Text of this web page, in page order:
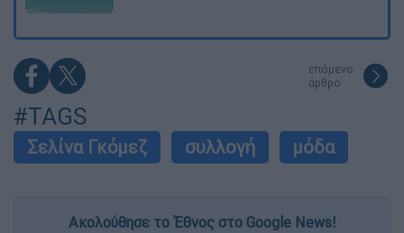
επόμενο
άρθρο
#TAGS
Σελίνα Γκόμεζ συλλογή μόδα
Ακολούθησε το Έθνος στο Google News!